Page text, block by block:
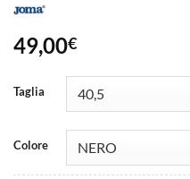
49,00€
Taglia
Colore